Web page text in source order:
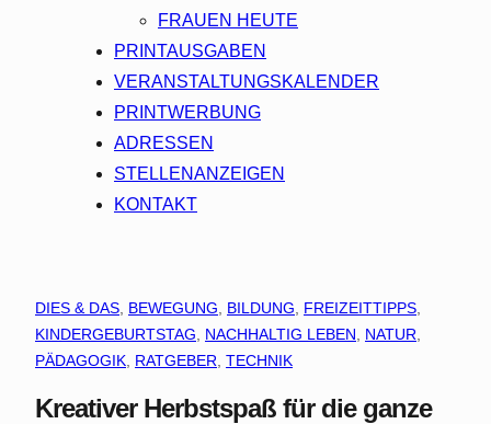
FRAUEN HEUTE
PRINTAUSGABEN
VERANSTALTUNGSKALENDER
PRINTWERBUNG
ADRESSEN
STELLENANZEIGEN
KONTAKT
DIES & DAS BEWEGUNG BILDUNG FREIZEITTIPPS
KINDERGEBURTSTAG
NACHHALTIG LEBEN NATUR
PÄDAGOGIK RATGEBER TECHNIK
Kreativer Herbstspaß für die ganze